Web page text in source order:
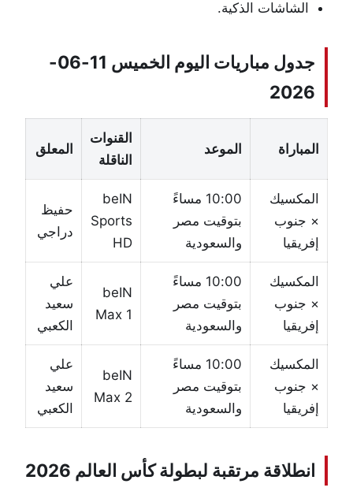
الشاشات الذكية.
جدول مباريات اليوم الخميس 11-06-
2026
المباراة الموعد
القنوات
الناقلة
المعلق
المكسيك
× جنوب
إفريقيا
10:00 مساءً
بتوقيت مصر
والسعودية
beIN
Sports
HD
حفيظ
دراجي
المكسيك
× جنوب
إفريقيا
10:00 مساءً
بتوقيت مصر
والسعودية
beIN
Max 1
علي
سعيد
الكعبي
المكسيك
× جنوب
إفريقيا
10:00 مساءً
بتوقيت مصر
والسعودية
beIN
Max 2
علي
سعيد
الكعبي
انطلاقة مرتقبة لبطولة كأس العالم 2026